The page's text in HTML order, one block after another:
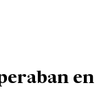
en